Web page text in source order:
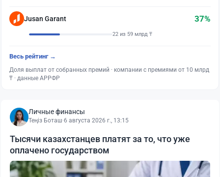
Jusan Garant 37%
22 из 59 млрд ₸
Весь рейтинг →
Доля выплат от собранных премий · компании с премиями от 10 млрд
₸ · данные АРРФР
Личные финансы
Теңіз Боташ·6 августа 2026 г., 13:15
Тысячи казахстанцев платят за то, что уже
оплачено государством